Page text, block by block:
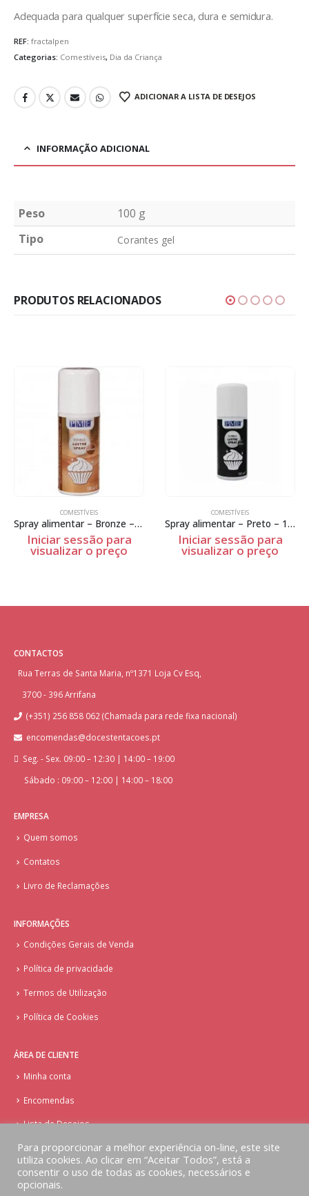
Adequada para qualquer superfície seca, dura e semidura.
REF: fractalpen
Categorias: Comestíveis, Dia da Criança
ADICIONAR A LISTA DE DESEJOS
INFORMAÇÃO ADICIONAL
Peso
100 g
Tipo
Corantes gel
PRODUTOS RELACIONADOS
COMESTÍVEIS
Spray alimentar – Bronze – 100ml
Iniciar sessão para
visualizar o preço
COMESTÍVEIS
Spray alimentar – Preto – 100ml
Iniciar sessão para
visualizar o preço
CONTACTOS
Rua Terras de Santa Maria, nº1371 Loja Cv Esq,
3700 - 396 Arrifana
(+351) 256 858 062 (Chamada para rede fixa nacional)
encomendas@docestentacoes.pt
Seg. - Sex. 09:00 – 12:30 | 14:00 – 19:00
Sábado : 09:00 – 12:00 | 14:00 – 18:00
EMPRESA
Quem somos
Contatos
Livro de Reclamações
INFORMAÇÕES
Condições Gerais de Venda
Política de privacidade
Termos de Utilização
Política de Cookies
ÁREA DE CLIENTE
Minha conta
Encomendas
Lista de Desejos
Para proporcionar a melhor experiência on-line, este site
utiliza cookies. Ao clicar em “Aceitar Todos”, está a
consentir o uso de todas as cookies, necessários e
opcionais.